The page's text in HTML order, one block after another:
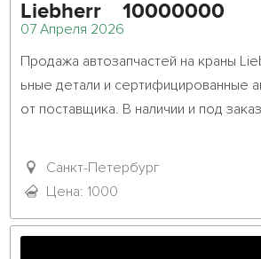
Liebherr 10000000
07 Апреля 2026
Продажа автозапчастей на краны
ьные детали и сертифицированные
от поставщика. В наличии и под
Санкт-Петербург
Цена: 1000